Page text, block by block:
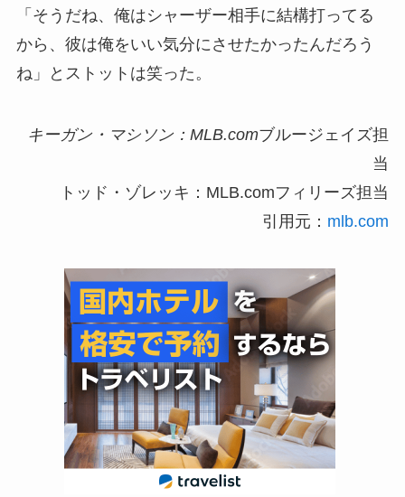
「そうだね、俺はシャーザー相手に結構打ってる
から、彼は俺をいい気分にさせたかったんだろう
ね」とストットは笑った。
キーガン・マシソン：MLB.comブルージェイズ担
当
トッド・ゾレッキ：MLB.comフィリーズ担当
引用元： mlb.com